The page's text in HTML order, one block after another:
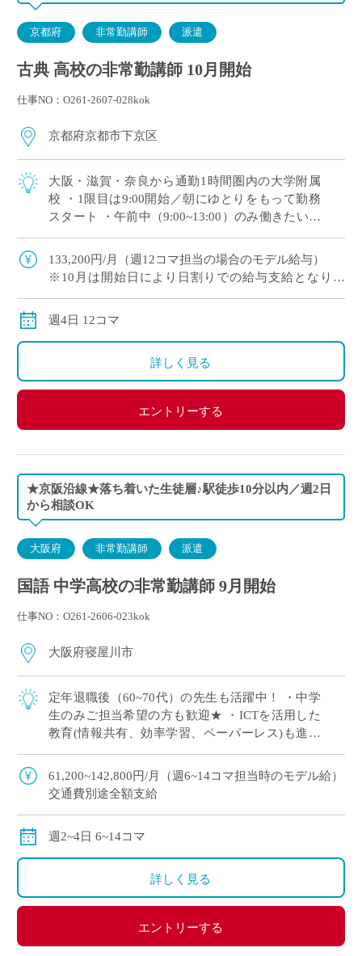
京都府 非常勤講師 派遣
古典 高校の非常勤講師 10月開始
仕事NO：O261-2607-028kok
京都府京都市下京区
大阪・滋賀・奈良から通勤1時間圏内の大学附属
校 ・1限目は9:00開始／朝にゆとりをもって勤務
スタート ・午前中（9:00~13:00）のみ働きたい！
た指導環境 ・新校舎も完 […]
133,200円/月（週12コマ担当の場合のモデル給与）
※10月は開始日により日割りでの給与支給となりま
交通費別途交通費全額
週4日 12コマ
詳しく見る
エントリーする
★京阪沿線★落ち着いた生徒層♪駅徒歩10分以内／週2日
から相談OK
大阪府 非常勤講師 派遣
国語 中学高校の非常勤講師 9月開始
仕事NO：O261-2606-023kok
大阪府寝屋川市
定年退職後（60~70代）の先生も活躍中！ ・中学
生のみご担当希望の方も歓迎★ ・ICTを活用した
教育(情報共有、効率学習、ペーパーレス)も進ん
な先生も問題ございません ・カ […]
61,200~142,800円/月（週6~14コマ担当時のモデル給）
交通費別途全額支給
週2~4日 6~14コマ
詳しく見る
エントリーする